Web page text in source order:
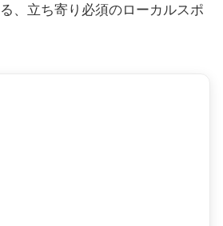
、立ち寄り必須のローカルスポ